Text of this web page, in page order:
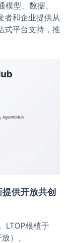
模型、数据、
者和企业提供从
式平台支持，推
供开放共创
LTOP根植于
）、